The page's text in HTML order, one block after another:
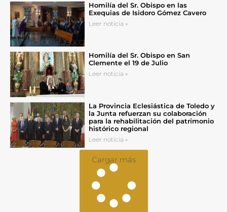
Homilía del Sr. Obispo en las
Exequias de Isidoro Gómez Cavero
Leer noticia »
Homilía del Sr. Obispo en San
Clemente el 19 de Julio
Leer noticia »
La Provincia Eclesiástica de Toledo y
la Junta refuerzan su colaboración
para la rehabilitación del patrimonio
histórico regional
Leer noticia »
Cargar más